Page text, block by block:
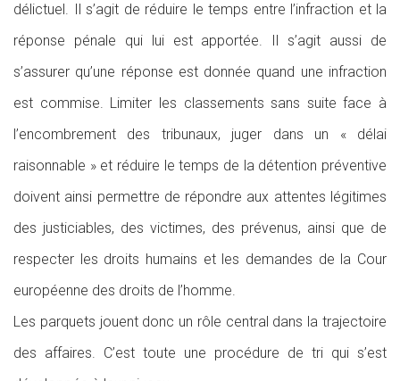
délictuel. Il s’agit de réduire le temps entre l’infraction et la
réponse pénale qui lui est apportée. Il s’agit aussi de
s’assurer qu’une réponse est donnée quand une infraction
est commise. Limiter les classements sans suite face à
l’encombrement des tribunaux, juger dans un « délai
raisonnable » et réduire le temps de la détention préventive
doivent ainsi permettre de répondre aux attentes légitimes
des justiciables, des victimes, des prévenus, ainsi que de
respecter les droits humains et les demandes de la Cour
européenne des droits de l’homme.
Les parquets jouent donc un rôle central dans la trajectoire
des affaires. C’est toute une procédure de tri qui s’est